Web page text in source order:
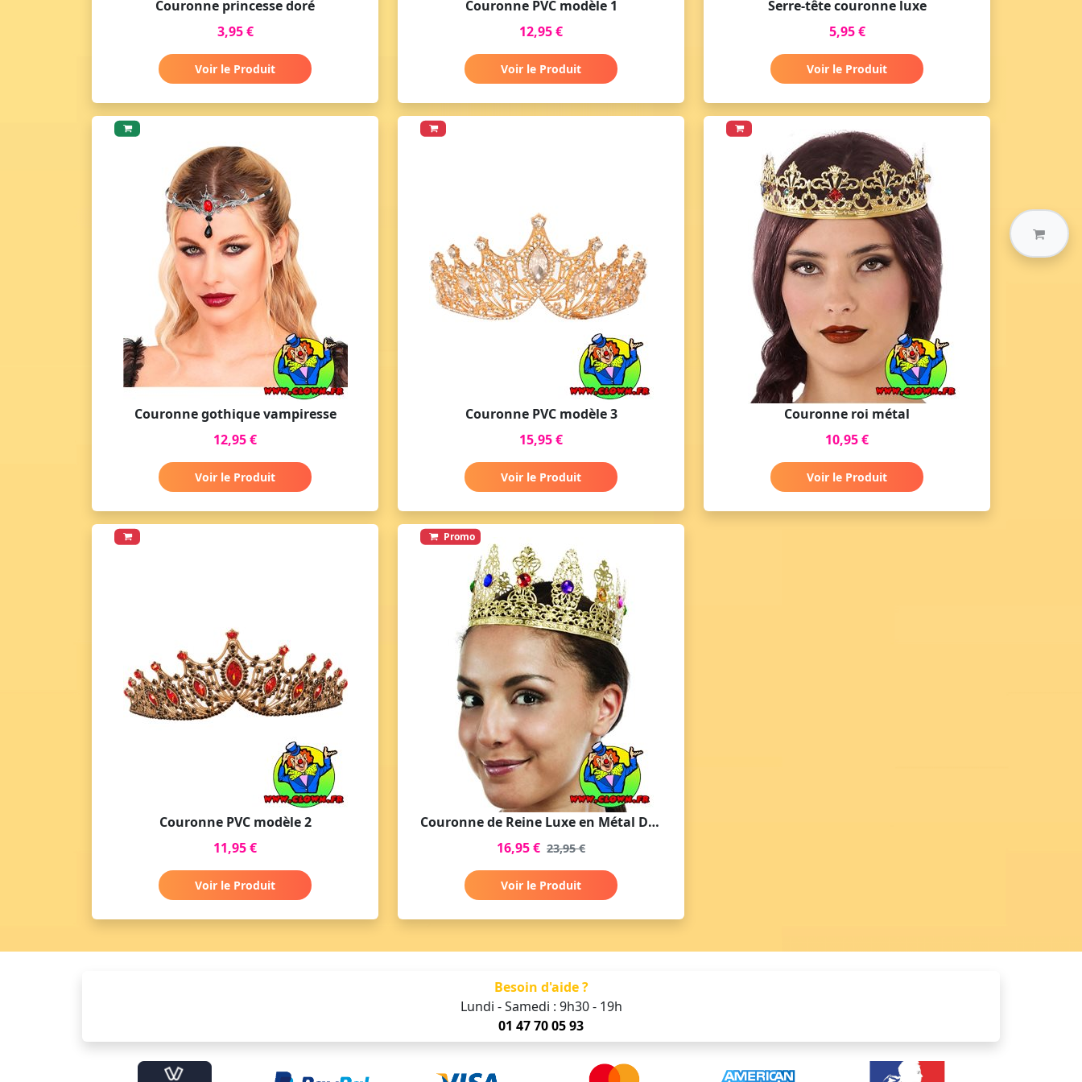
Couronne princesse doré
3,95 €
Voir le Produit
Couronne PVC modèle 1
12,95 €
Voir le Produit
Serre-tête couronne luxe
5,95 €
Voir le Produit
Couronne gothique vampiresse
12,95 €
Voir le Produit
Couronne PVC modèle 3
15,95 €
Voir le Produit
Couronne roi métal
10,95 €
Voir le Produit
Couronne PVC modèle 2
11,95 €
Voir le Produit
Promo
Couronne de Reine Luxe en Métal Doré
16,95 € 23,95 €
Voir le Produit
Besoin d'aide ?
Lundi - Samedi : 9h30 - 19h
01 47 70 05 93